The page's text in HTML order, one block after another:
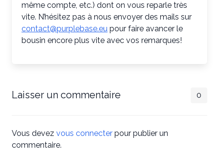
même compte, etc.) dont on vous reparle très
vite. N’hésitez pas à nous envoyer des mails sur
contact@purplebase.eu pour faire avancer le
bousin encore plus vite avec vos remarques!
Laisser un commentaire 0
Vous devez vous connecter pour publier un
commentaire.